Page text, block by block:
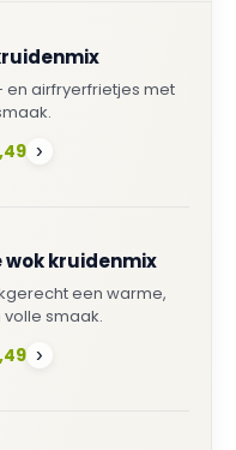
en airfryerfrietjes met
›
wok kruidenmix
een warme,
smaak.
›